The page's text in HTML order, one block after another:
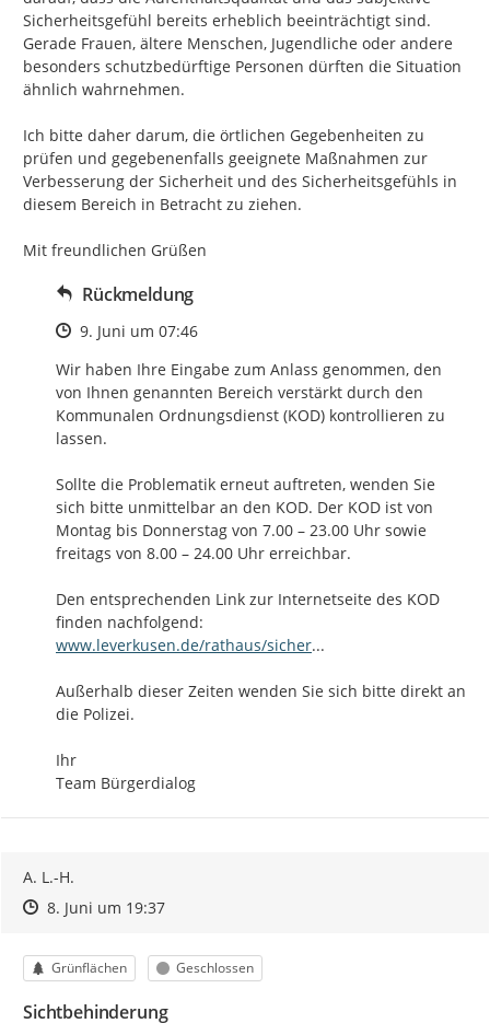
Sicherheitsgefühl bereits erheblich beeinträchtigt sind.
Gerade Frauen, ältere Menschen, Jugendliche oder andere
besonders schutzbedürftige Personen dürften die Situation
ähnlich wahrnehmen.
Ich bitte daher darum, die örtlichen Gegebenheiten zu
prüfen und gegebenenfalls geeignete Maßnahmen zur
Verbesserung der Sicherheit und des Sicherheitsgefühls in
diesem Bereich in Betracht zu ziehen.
Mit freundlichen Grüßen
Rückmeldung
Zeitpunkt des Erstellens
9. Juni um 07:46
Wir haben Ihre Eingabe zum Anlass genommen, den
von Ihnen genannten Bereich verstärkt durch den
Kommunalen Ordnungsdienst (KOD) kontrollieren zu
lassen.
Sollte die Problematik erneut auftreten, wenden Sie
sich bitte unmittelbar an den KOD. Der KOD ist von
Montag bis Donnerstag von 7.00 – 23.00 Uhr sowie
freitags von 8.00 – 24.00 Uhr erreichbar.
Den entsprechenden Link zur Internetseite des KOD
https://
www.leverkusen.de/rathaus/sicherheit-ordnung/
...
Außerhalb dieser Zeiten wenden Sie sich bitte direkt an
die Polizei.
Ihr
Team Bürgerdialog
A. L.-H.
Zeitpunkt des Erstellens
Zeitpunkt des Erstellens
8. Juni um 19:37Zur Äußerung
Kategorie
Grünflächen Status
Geschlossen
Sichtbehinderung